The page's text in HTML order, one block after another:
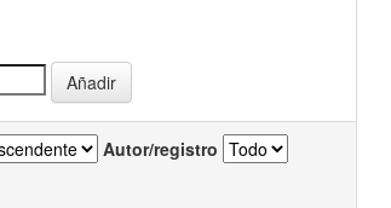
Autor/registro